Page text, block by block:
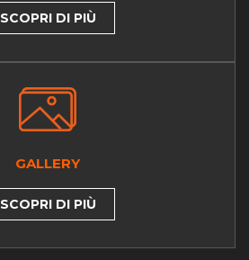
SCOPRI DI PIÙ
GALLERY
SCOPRI DI PIÙ